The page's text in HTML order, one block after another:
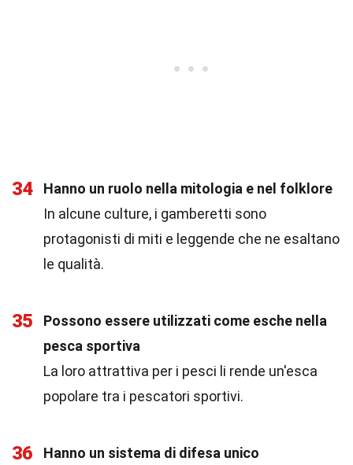
34
Hanno un ruolo nella mitologia e nel folklore
In alcune culture, i gamberetti sono
protagonisti di miti e leggende che ne esaltano
le qualità.
35
Possono essere utilizzati come esche nella
pesca sportiva
La loro attrattiva per i pesci li rende un'esca
popolare tra i pescatori sportivi.
36
Hanno un sistema di difesa unico